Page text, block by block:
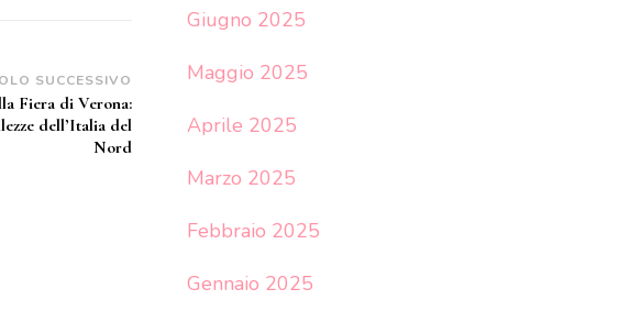
SUCCESSIVO
Fiera di Verona:
dell’Italia del
Nord
Giugno 2025
Maggio 2025
Aprile 2025
Marzo 2025
Febbraio 2025
Gennaio 2025